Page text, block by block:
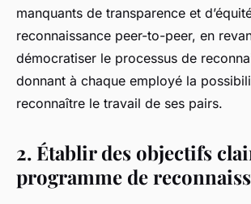
manquants de transparence et
reconnaissance peer-to-peer, en
démocratiser le processus de
donnant à chaque employé la
reconnaître le travail de ses pairs.
2. Établir des objectifs
programme de